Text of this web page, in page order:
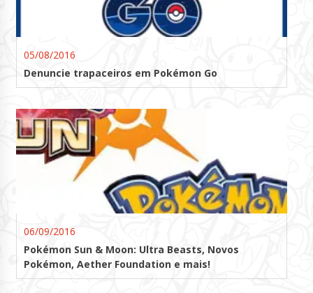
05/08/2016
Denuncie trapaceiros em Pokémon Go
06/09/2016
Pokémon Sun & Moon: Ultra Beasts, Novos
Pokémon, Aether Foundation e mais!